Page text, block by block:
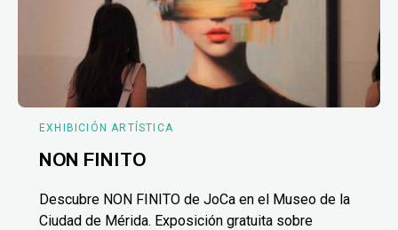
EXHIBICIÓN ARTÍSTICA
NON FINITO
Descubre NON FINITO de JoCa en el Museo de la
Ciudad de Mérida. Exposición gratuita sobre